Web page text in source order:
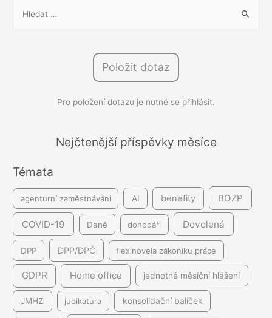
Dobrovolné
í
Položit dotaz
Pro položení dotazu je nutné se přihlásit.
Nejčtenější příspěvky měsíce
Témata
agenturní zaměstnávání AI benefity BOZP
COVID-19 Daně dohodáři Dovolená
DPP DPP/DPČ flexinovela zákoníku práce
GDPR Home office jednotné měsíční hlášení
JMHZ judikatura konsolidační balíček